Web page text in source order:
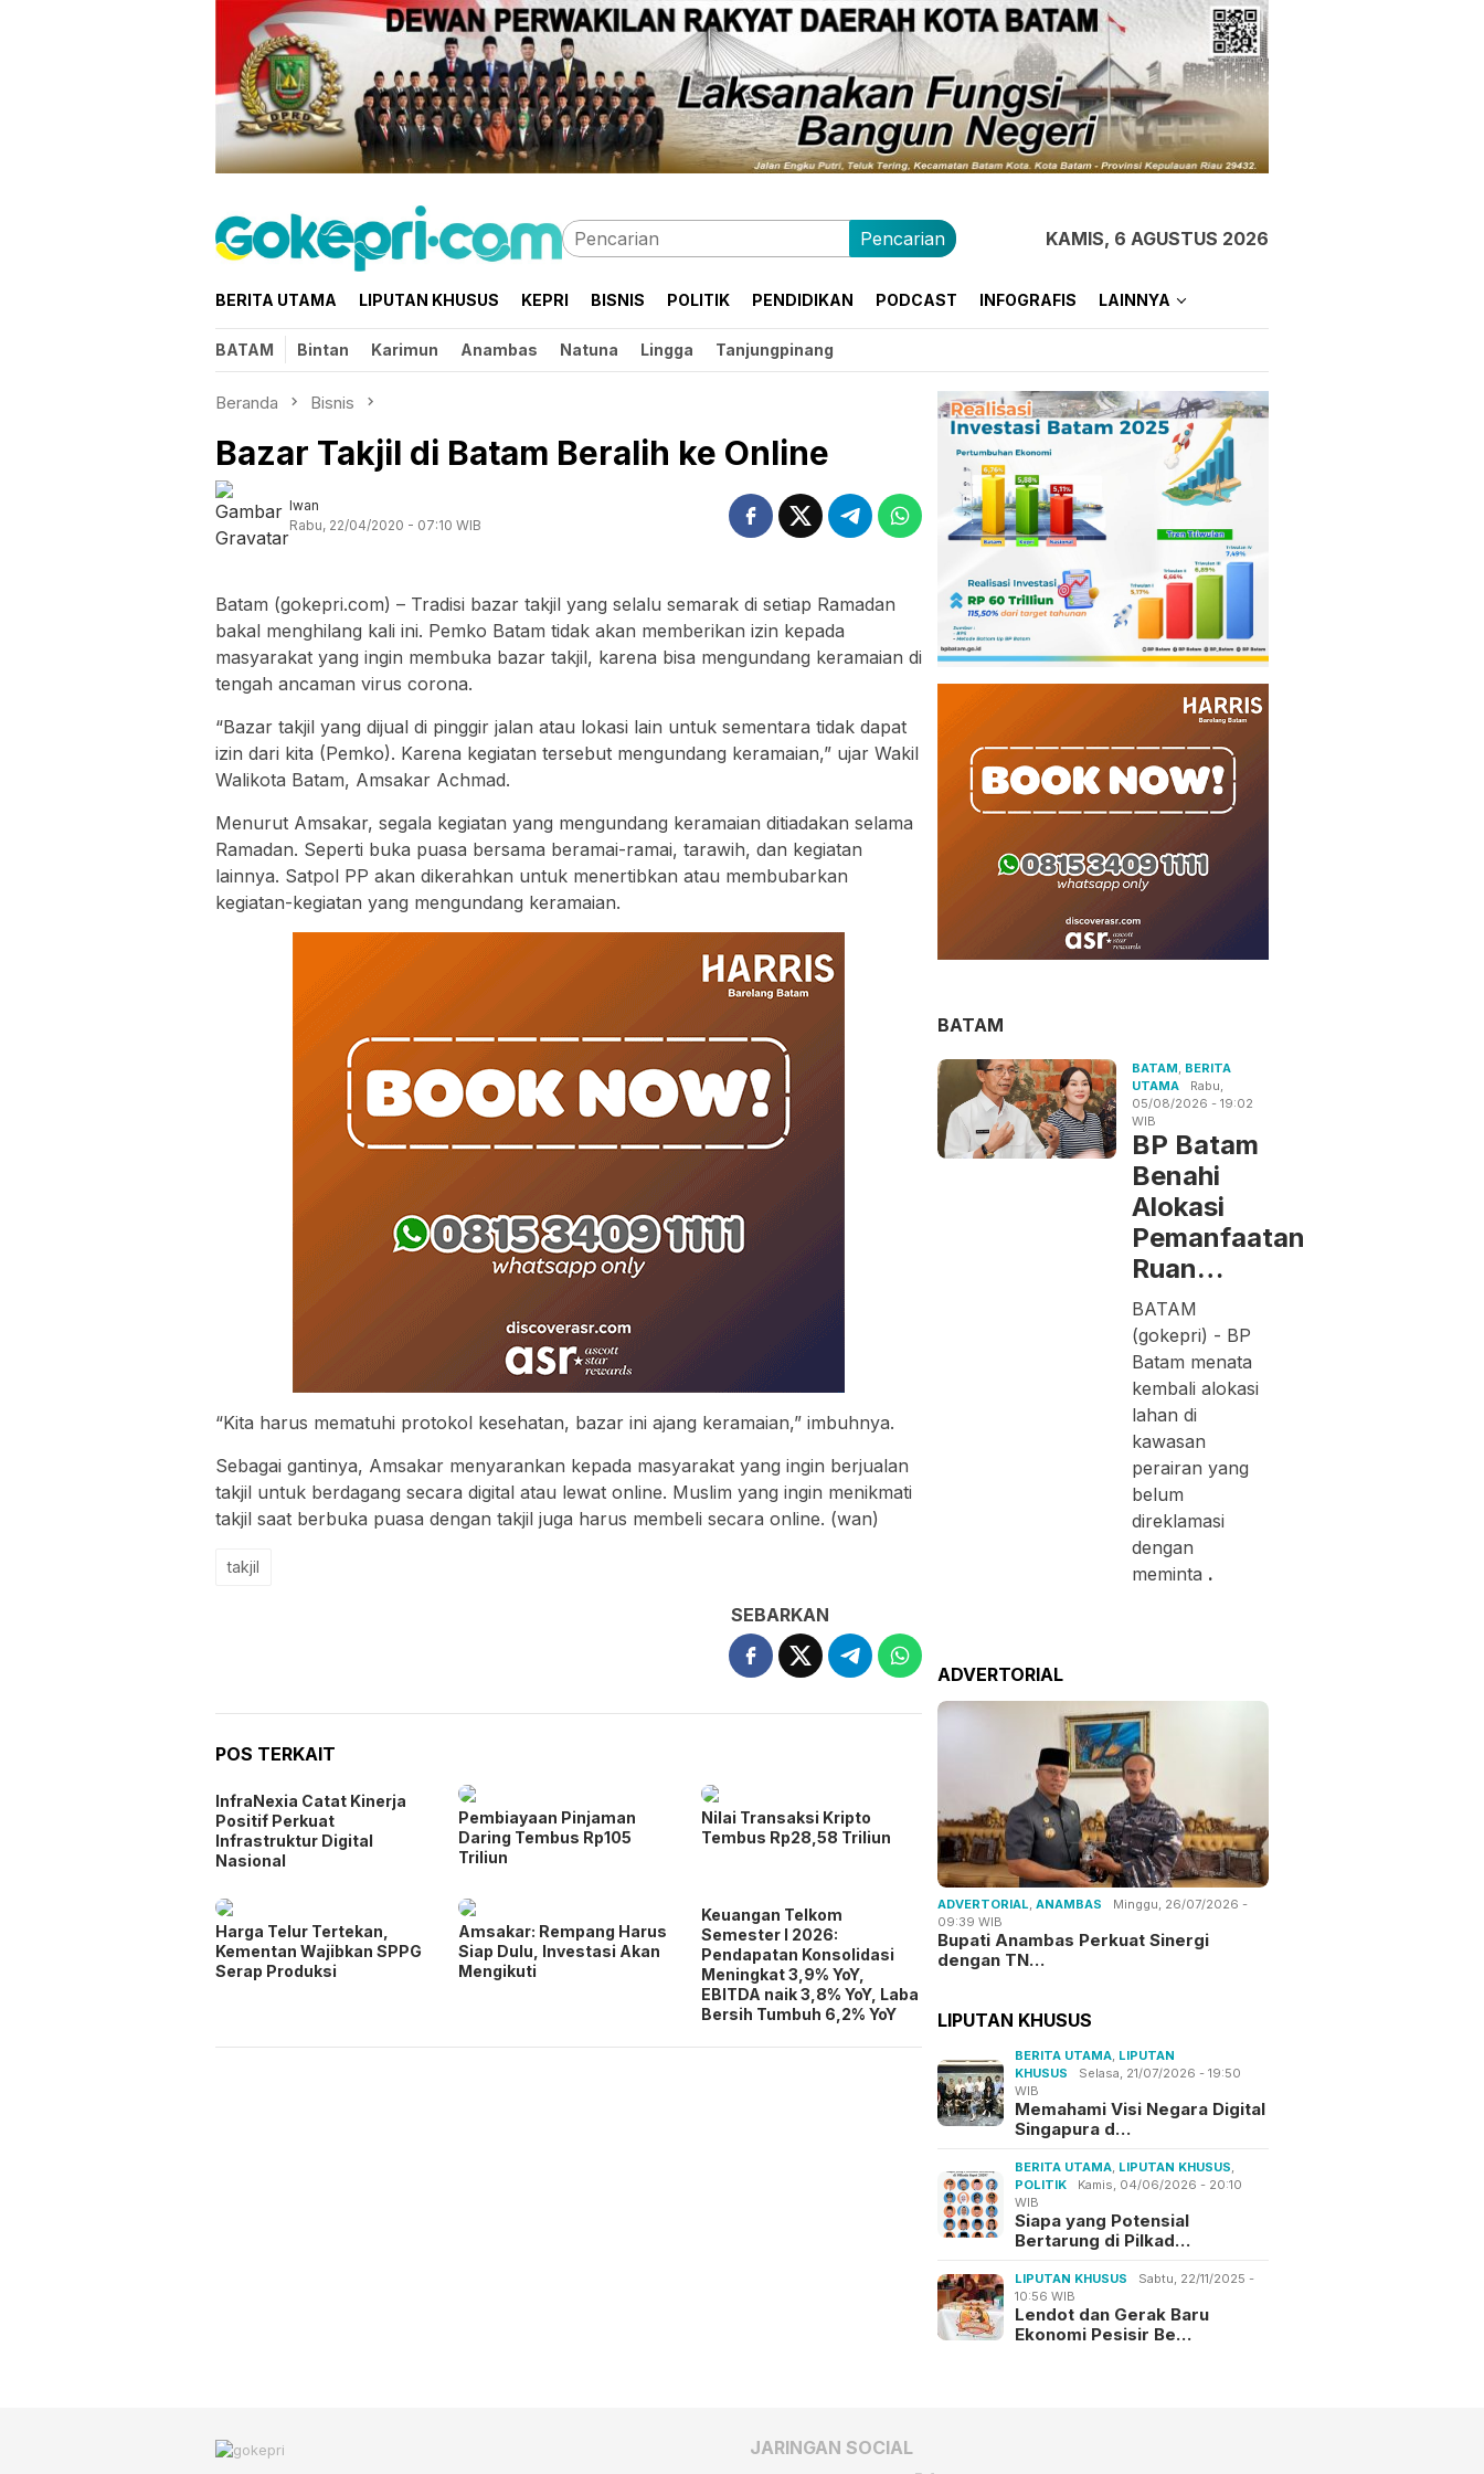
Pencarian KAMIS, 6 AGUSTUS 2026
BERITA UTAMA LIPUTAN KHUSUS KEPRI BISNIS POLITIK PENDIDIKAN PODCAST INFOGRAFIS LAINNYA
BATAM Bintan Karimun Anambas Natuna Lingga Tanjungpinang
Beranda Bisnis
Bazar Takjil di Batam Beralih ke Online
Iwan
Rabu, 22/04/2020 - 07:10 WIB
Batam (gokepri.com) – Tradisi bazar takjil yang selalu semarak di setiap Ramadan
bakal menghilang kali ini. Pemko Batam tidak akan memberikan izin kepada
masyarakat yang ingin membuka bazar takjil, karena bisa mengundang keramaian di
tengah ancaman virus corona.
“Bazar takjil yang dijual di pinggir jalan atau lokasi lain untuk sementara tidak dapat
izin dari kita (Pemko). Karena kegiatan tersebut mengundang keramaian,” ujar Wakil
Walikota Batam, Amsakar Achmad.
Menurut Amsakar, segala kegiatan yang mengundang keramaian ditiadakan selama
Ramadan. Seperti buka puasa bersama beramai-ramai, tarawih, dan kegiatan
lainnya. Satpol PP akan dikerahkan untuk menertibkan atau membubarkan
kegiatan-kegiatan yang mengundang keramaian.
“Kita harus mematuhi protokol kesehatan, bazar ini ajang keramaian,” imbuhnya.
Sebagai gantinya, Amsakar menyarankan kepada masyarakat yang ingin berjualan
takjil untuk berdagang secara digital atau lewat online. Muslim yang ingin menikmati
takjil saat berbuka puasa dengan takjil juga harus membeli secara online. (wan)
takjil
SEBARKAN
POS TERKAIT
InfraNexia Catat Kinerja
Positif Perkuat
Infrastruktur Digital
Nasional
Pembiayaan Pinjaman
Daring Tembus Rp105
Triliun
Nilai Transaksi Kripto
Tembus Rp28,58 Triliun
Harga Telur Tertekan,
Kementan Wajibkan SPPG
Serap Produksi
Amsakar: Rempang Harus
Siap Dulu, Investasi Akan
Mengikuti
Keuangan Telkom
Semester I 2026:
Pendapatan Konsolidasi
Meningkat 3,9% YoY,
EBITDA naik 3,8% YoY, Laba
Bersih Tumbuh 6,2% YoY
BATAM
BATAM BERITA
UTAMA
Rabu,
05/08/2026 - 19:02
WIB
BP Batam
Benahi
Alokasi
Pemanfaatan
Ruan…
BATAM
(gokepri) - BP
Batam menata
kembali alokasi
lahan di
kawasan
perairan yang
belum
direklamasi
dengan
meminta .
ADVERTORIAL
ADVERTORIAL,ANAMBAS
Minggu, 26/07/2026 -
09:39 WIB
Bupati Anambas Perkuat Sinergi
dengan TN…
LIPUTAN KHUSUS
BERITA UTAMA, LIPUTAN
KHUSUS
Selasa, 21/07/2026 - 19:50
WIB
Memahami Visi Negara Digital
Singapura d…
BERITA UTAMA, LIPUTAN KHUSUS,
POLITIK
Kamis, 04/06/2026 - 20:10
WIB
Siapa yang Potensial
Bertarung di Pilkad…
LIPUTAN KHUSUS
Sabtu, 22/11/2025 -
10:56 WIB
Lendot dan Gerak Baru
Ekonomi Pesisir Be…
JARINGAN SOCIAL